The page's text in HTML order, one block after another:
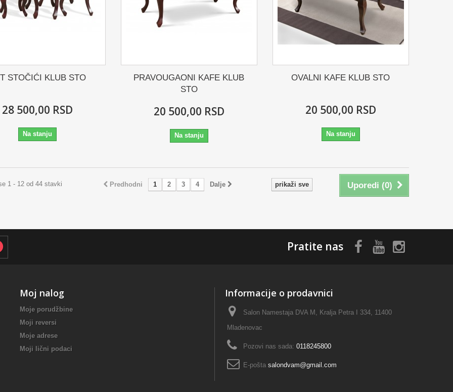
STOČIĆI KLUB STO
28 500,00 RSD
Na stanju
PRAVOUGAONI KAFE KLUB
STO
20 500,00 RSD
Na stanju
OVALNI KAFE KLUB STO
20 500,00 RSD
Na stanju
Uporedi (0)
prikaži sve
Predhodni 1 2 3 4 Dalje
1 - 12 od 44 stavki
Pratite nas
Moj nalog
Moje porudžbine
Moji reversi
Moje adrese
Moji lični podaci
Informacije o prodavnici
Salon Namestaja DVA M, Kralja Petra I 334, 11400
Mladenovac
Pozovi nas sada: 0118245800
E-pošta salondvam@gmail.com